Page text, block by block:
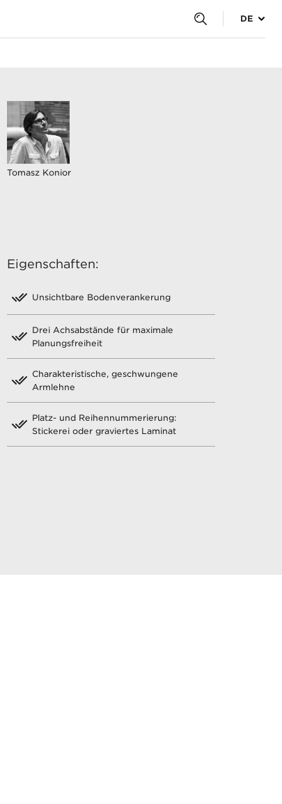
DE
Kontakt
Tomasz Konior
Eigenschaften:
Unsichtbare Bodenverankerung
Drei Achsabstände für maximale
Planungsfreiheit
Charakteristische, geschwungene
Armlehne
Platz- und Reihennummerierung:
Stickerei oder graviertes Laminat